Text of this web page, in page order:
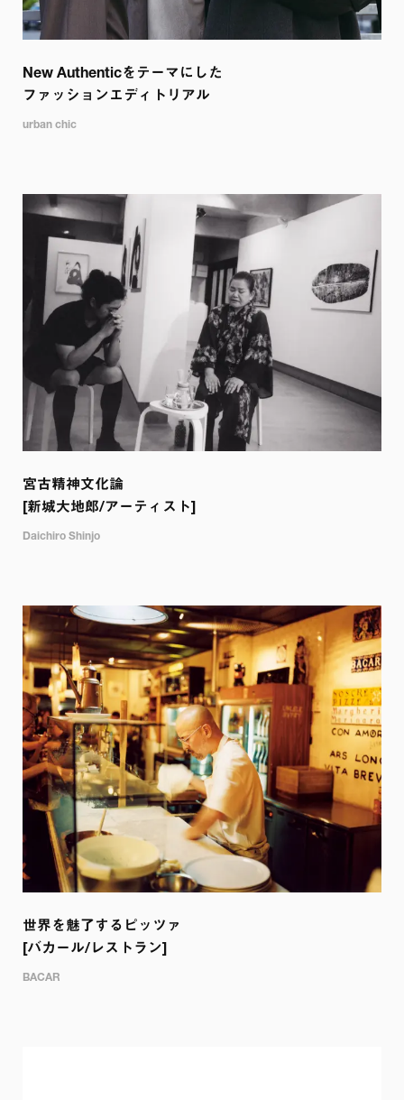
New Authenticをテーマにした
ファッションエディトリアル
urban chic
宮古精神文化論
[新城大地郎/アーティスト]
Daichiro Shinjo
世界を魅了するピッツァ
[バカール/レストラン]